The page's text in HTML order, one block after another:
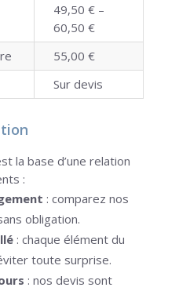
49,50 € –
60,50 €
55,00 €
Sur devis
la base d’une relation
:
: comparez nos
obligation.
: chaque élément du
toute surprise.
: nos devis sont